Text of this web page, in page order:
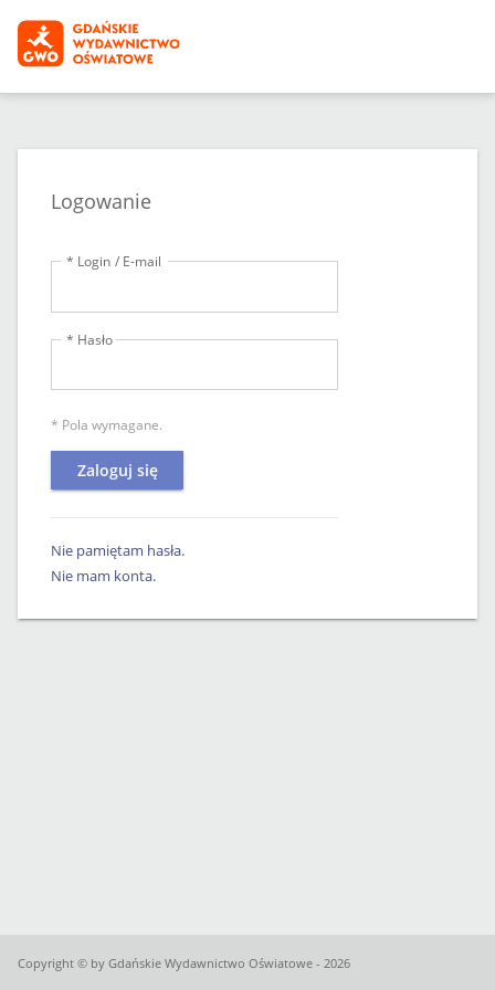
Logowanie
* Login / E-mail
* Hasło
* Pola wymagane.
Zaloguj się
Nie pamiętam hasła.
Nie mam konta.
Copyright © by Gdańskie Wydawnictwo Oświatowe - 2026